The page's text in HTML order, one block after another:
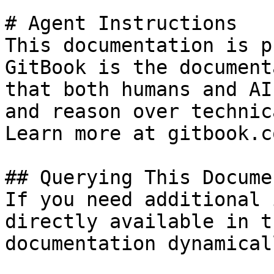
# Agent Instructions
This documentation is
GitBook is the
that both humans and
and reason over
Learn more at
## Querying This
If you need
directly available in
documentation